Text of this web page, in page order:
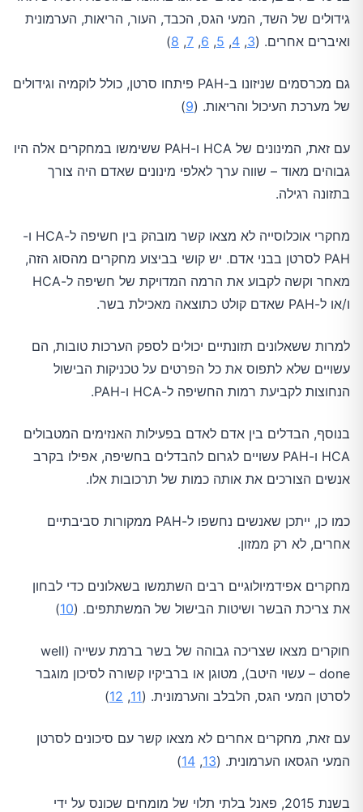
גידולים של השד, המעי הגס, הכבד, העור, הריאות, הערמונית
ואיברים אחרים. (3
,
4
,
5
,
6
,
7
,
8
)
גם מכרסמים שניזונו ב-PAH פיתחו סרטן, כולל לוקמיה וגידולים
של מערכת העיכול והריאות. (9
)
עם זאת, המינונים של HCA ו-PAH ששימשו במחקרים אלה היו
גבוהים מאוד – שווה ערך לאלפי מינונים שאדם היה צורך
בתזונה רגילה.
מחקרי אוכלוסייה לא מצאו קשר מובהק בין חשיפה ל-HCA ו-
PAH לסרטן בבני אדם. יש קושי בביצוע מחקרים מהסוג הזה,
מאחר וקשה לקבוע את הרמה המדויקת של חשיפה ל-HCA
ו/או ל-PAH שאדם קולט כתוצאה מאכילת בשר.
למרות ששאלונים תזונתיים יכולים לספק הערכות טובות, הם
עשויים שלא לתפוס את כל הפרטים על טכניקות הבישול
הנחוצות לקביעת רמות החשיפה ל-HCA ו-PAH.
בנוסף, הבדלים בין אדם לאדם בפעילות האנזימים המטבולים
HCA ו-PAH עשויים לגרום להבדלים בחשיפה, אפילו בקרב
אנשים הצורכים את אותה כמות של תרכובות אלו.
כמו כן, ייתכן שאנשים נחשפו ל-PAH ממקורות סביבתיים
אחרים, לא רק ממזון.
מחקרים אפידמיולוגיים רבים השתמשו בשאלונים כדי לבחון
את צריכת הבשר ושיטות הבישול של המשתתפים. (10
)
חוקרים מצאו שצריכה גבוהה של בשר ברמת עשייה (well
done – עשוי היטב), מטוגן או ברביקיו קשורה לסיכון מוגבר
לסרטן המעי הגס, הלבלב והערמונית. (11
,
12
)
עם זאת, מחקרים אחרים לא מצאו קשר עם סיכונים לסרטן
המעי הגסאו הערמונית. (13
,
14
)
בשנת 2015, פאנל בלתי תלוי של מומחים שכונס על ידי